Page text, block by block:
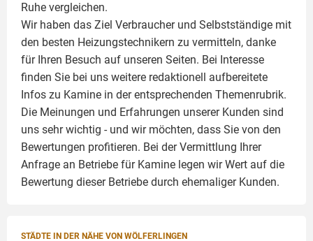
Ruhe vergleichen.
Wir haben das Ziel Verbraucher und Selbstständige mit
den besten Heizungstechnikern zu vermitteln, danke
für Ihren Besuch auf unseren Seiten. Bei Interesse
finden Sie bei uns weitere redaktionell aufbereitete
Infos zu Kamine in der entsprechenden Themenrubrik.
Die Meinungen und Erfahrungen unserer Kunden sind
uns sehr wichtig - und wir möchten, dass Sie von den
Bewertungen profitieren. Bei der Vermittlung Ihrer
Anfrage an Betriebe für Kamine legen wir Wert auf die
Bewertung dieser Betriebe durch ehemaliger Kunden.
STÄDTE IN DER NÄHE VON WÖLFERLINGEN